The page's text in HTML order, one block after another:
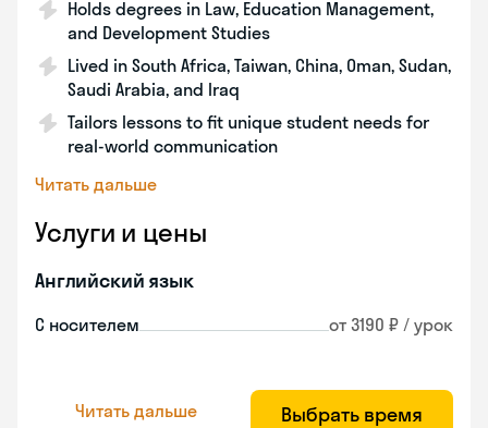
Holds degrees in Law, Education Management,
and Development Studies
Lived in South Africa, Taiwan, China, Oman, Sudan,
Saudi Arabia, and Iraq
Tailors lessons to fit unique student needs for
real-world communication
Читать дальше
Услуги и цены
Английский язык
С носителем от 3190 ₽ / урок
Читать дальше Выбрать время